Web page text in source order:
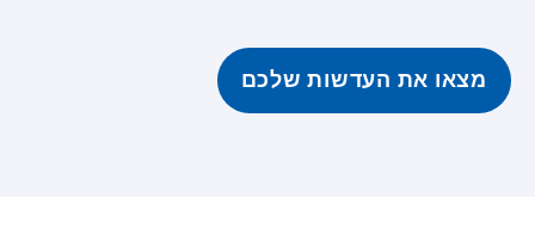
מצאו את העדשות שלכם